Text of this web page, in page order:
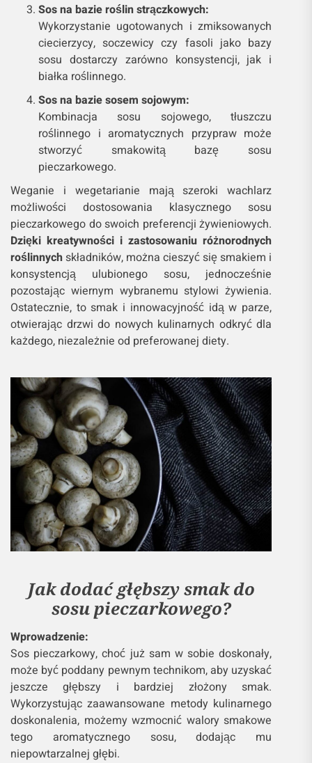
Sos na bazie roślin strączkowych:
Wykorzystanie ugotowanych i zmiksowanych
ciecierzycy, soczewicy czy fasoli jako bazy
sosu dostarczy zarówno konsystencji, jak i
białka roślinnego.
Sos na bazie sosem sojowym:
Kombinacja sosu sojowego, tłuszczu
roślinnego i aromatycznych przypraw może
stworzyć smakowitą bazę sosu
pieczarkowego.
Weganie i wegetarianie mają szeroki wachlarz
możliwości dostosowania klasycznego sosu
pieczarkowego do swoich preferencji żywieniowych.
Dzięki kreatywności i zastosowaniu różnorodnych
roślinnych składników, można cieszyć się smakiem i
konsystencją ulubionego sosu, jednocześnie
pozostając wiernym wybranemu stylowi żywienia.
Ostatecznie, to smak i innowacyjność idą w parze,
otwierając drzwi do nowych kulinarnych odkryć dla
każdego, niezależnie od preferowanej diety.
Jak dodać głębszy smak do
sosu pieczarkowego?
Wprowadzenie:
Sos pieczarkowy, choć już sam w sobie doskonały,
może być poddany pewnym technikom, aby uzyskać
jeszcze głębszy i bardziej złożony smak.
Wykorzystując zaawansowane metody kulinarnego
doskonalenia, możemy wzmocnić walory smakowe
tego aromatycznego sosu, dodając mu
niepowtarzalnej głębi.